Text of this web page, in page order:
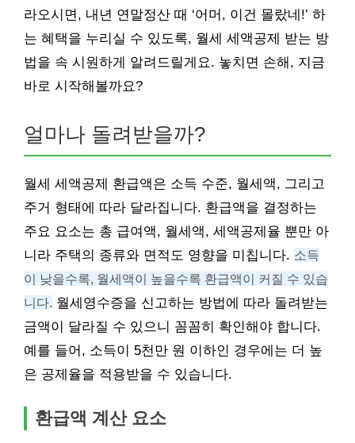
라오시면, 내년 연말정산 때 ‘어머, 이건 몰랐네!’ 하
는 혜택을 누리실 수 있도록, 월세 세액공제 받는 방
법을 속 시원하게 알려드릴게요. 놓치면 손해, 지금
바로 시작해볼까요?
얼마나 돌려받을까?
월세 세액공제 환급액은 소득 수준, 월세액, 그리고
주거 형태에 따라 달라집니다. 환급액을 결정하는
주요 요소는 총 급여액, 월세액, 세액공제율 뿐만 아
니라 주택의 종류와 면적도 영향을 미칩니다. 소득
이 낮을수록, 월세액이 높을수록 환급액이 커질 수 있습
니다. 월세영수증을 신고하는 방법에 따라 돌려받는
금액이 달라질 수 있으니 꼼꼼히 확인해야 합니다.
예를 들어, 소득이 5천만 원 이하인 경우에는 더 높
은 공제율을 적용받을 수 있습니다.
환급액 계산 요소